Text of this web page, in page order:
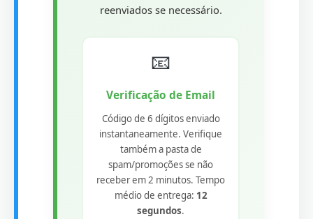
reenviados se necessário.
📧
Verificação de Email
Código de 6 dígitos enviado
instantaneamente. Verifique
também a pasta de
spam/promoções se não
receber em 2 minutos. Tempo
médio de entrega: 12
segundos.